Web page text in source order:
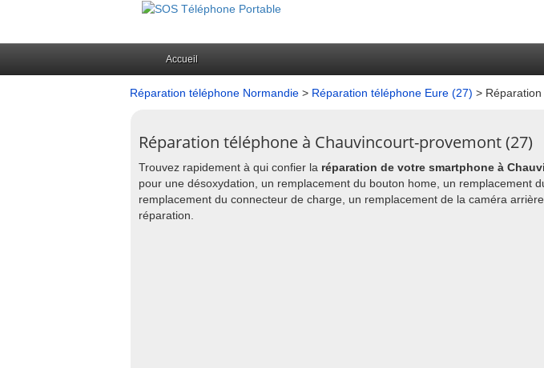
Accueil
Réparation téléphone Normandie > Réparation téléphone Eure (27) >
Réparation téléphone à Chauvincourt-provemont (27)
Trouvez rapidement à qui confier la réparation de votre smartphone à
pour une désoxydation, un remplacement du bouton home, un remplacement
remplacement du connecteur de charge, un remplacement de la caméra
réparation.